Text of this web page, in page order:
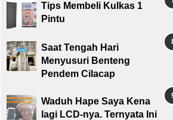
Tips Membeli Kulkas 1
Pintu
Saat Tengah Hari
Menyusuri Benteng
Pendem Cilacap
Waduh Hape Saya Kena
lagi LCD-nya. Ternyata Ini